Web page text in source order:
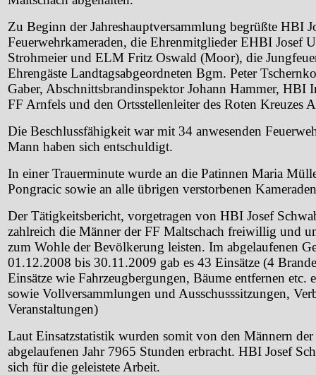
Zu Beginn der Jahreshauptversammlung begrüßte HBI
Feuerwehrkameraden, die Ehrenmitglieder EHBI Josef
Strohmeier und ELM Fritz Oswald (Moor), die
Ehrengäste Landtagsabgeordneten Bgm. Peter
Gaber, Abschnittsbrandinspektor Johann Hammer, HBI
FF Arnfels und den Ortsstellenleiter des Roten Kreuzes
Die Beschlussfähigkeit war mit 34 anwesenden
Mann haben sich entschuldigt.
In einer Trauerminute wurde an die Patinnen Maria
Pongracic sowie an alle übrigen verstorbenen
Der Tätigkeitsbericht, vorgetragen von HBI Josef
zahlreich die Männer der FF Maltschach freiwillig und
zum Wohle der Bevölkerung leisten. Im abgelaufenen
01.12.2008 bis 30.11.2009 gab es 43 Einsätze (4
Einsätze wie Fahrzeugbergungen, Bäume entfernen etc.
sowie Vollversammlungen und Ausschusssitzungen,
Veranstaltungen)
Laut Einsatzstatistik wurden somit von den Männern
abgelaufenen Jahr 7965 Stunden erbracht. HBI Josef
sich für die geleistete Arbeit.